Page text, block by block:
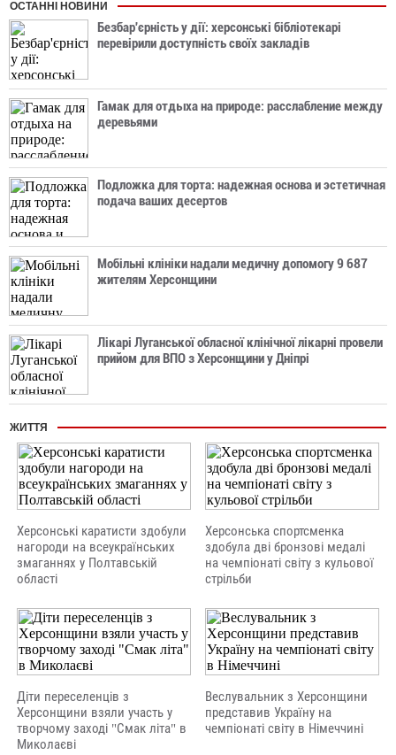
ОСТАННІ НОВИНИ
Безбар'єрність у дії: херсонські бібліотекарі
перевірили доступність своїх закладів
Гамак для отдыха на природе: расслабление между
деревьями
Подложка для торта: надежная основа и эстетичная
подача ваших десертов
Мобільні клініки надали медичну допомогу 9 687
жителям Херсонщини
Лікарі Луганської обласної клінічної лікарні провели
прийом для ВПО з Херсонщини у Дніпрі
ЖИТТЯ
Херсонські каратисти здобули
нагороди на всеукраїнських
змаганнях у Полтавській
області
Херсонська спортсменка
здобула дві бронзові медалі
на чемпіонаті світу з кульової
стрільби
Діти переселенців з
Херсонщини взяли участь у
творчому заході "Смак літа" в
Миколаєві
Веслувальник з Херсонщини
представив Україну на
чемпіонаті світу в Німеччині